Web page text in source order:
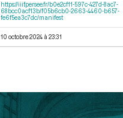
https://iiif.persee.fr/b0e2cf11-597c-427d-8ac7-
68bcc0acf13b/f05b6cb0-2663-4460-b657-
fe6f5ea3c7dc/manifest
10 octobre 2024 à 23:31